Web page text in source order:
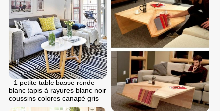
1 petite table basse ronde
blanc tapis à rayures blanc noir
coussins colorés canapé gris